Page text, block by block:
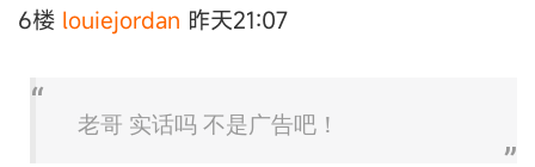
6楼 louiejordan 昨天21:07
老哥 实话吗 不是广告吧！